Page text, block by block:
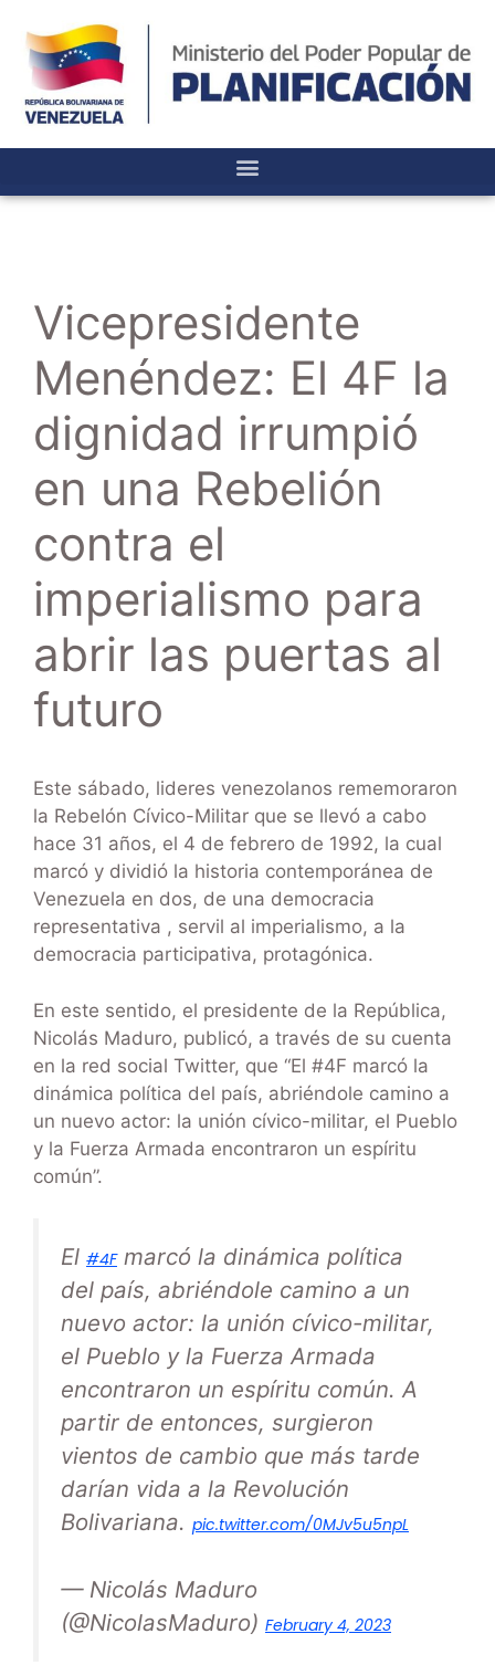
Vicepresidente
Menéndez: El 4F la
dignidad irrumpió
en una Rebelión
contra el
imperialismo para
abrir las puertas al
futuro
Este sábado, lideres venezolanos rememoraron
la Rebelón Cívico-Militar que se llevó a cabo
hace 31 años, el 4 de febrero de 1992, la cual
marcó y dividió la historia contemporánea de
Venezuela en dos, de una democracia
representativa , servil al imperialismo, a la
democracia participativa, protagónica.
En este sentido, el presidente de la República,
Nicolás Maduro, publicó, a través de su cuenta
en la red social Twitter, que “El #4F marcó la
dinámica política del país, abriéndole camino a
un nuevo actor: la unión cívico-militar, el Pueblo
y la Fuerza Armada encontraron un espíritu
común”.
El #4Fmarcó la dinámica política
del país, abriéndole camino a un
nuevo actor: la unión cívico-militar,
el Pueblo y la Fuerza Armada
encontraron un espíritu común. A
partir de entonces, surgieron
vientos de cambio que más tarde
darían vida a la Revolución
Bolivariana. pic.twitter.com/0MJv5u5npL
— Nicolás Maduro
(@NicolasMaduro) February 4, 2023